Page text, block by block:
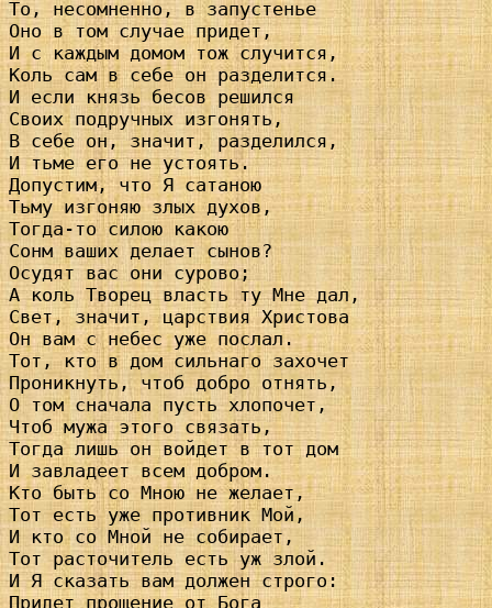
То, несомненно, в запустенье
Оно в том случае придет,
И с каждым домом тож случится,
Коль сам в себе он разделится.
И если князь бесов решился
Своих подручных изгонять,
В себе он, значит, разделился,
И тьме его не устоять.
Допустим, что Я сатаною
Тьму изгоняю злых духов,
Тогда-то силою какою
Сонм ваших делает сынов?
Осудят вас они сурово;
А коль Творец власть ту Мне дал,
Свет, значит, царствия Христова
Он вам с небес уже послал.
Тот, кто в дом сильнаго захочет
Проникнуть, чтоб добро отнять,
О том сначала пусть хлопочет,
Чтоб мужа этого связать,
Тогда лишь он войдет в тот дом
И завладеет всем добром.
Кто быть со Мною не желает,
Тот есть уже противник Мой,
И кто со Мной не собирает,
Тот расточитель есть уж злой.
И Я сказать вам должен строго:
Придет прощение от Бога